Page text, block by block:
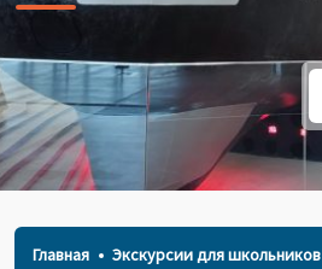
Главная
Экскурсии для школьников